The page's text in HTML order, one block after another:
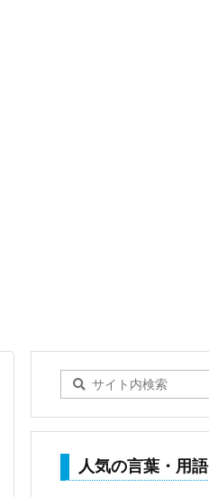
人気の言葉・用語